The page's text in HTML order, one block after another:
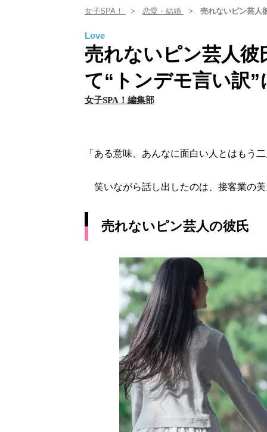
女子SPA！ 恋愛・結婚 売れないピン芸人
Love
売れないピン芸人
て“トンデモ言い訳”
女子SPA！編集部
「ある意味、あんなに面白い人とはも
笑いながら話し出したのは、接客業の
売れないピン芸人の彼氏